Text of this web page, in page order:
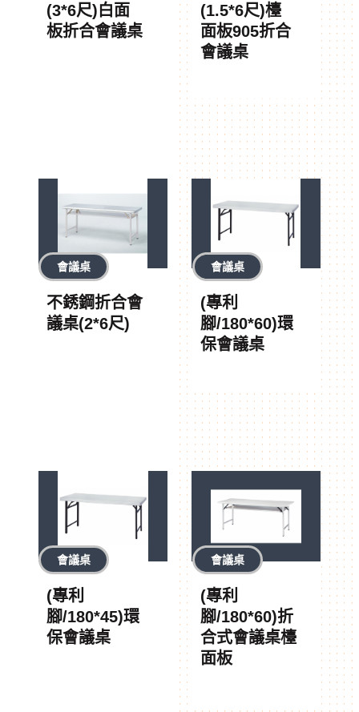
(3*6尺)白面
板折合會議桌
(1.5*6尺)檯
面板905折合
會議桌
會議桌
不銹鋼折合會
議桌(2*6尺)
會議桌
(專利
腳/180*60)環
保會議桌
會議桌
(專利
腳/180*45)環
保會議桌
會議桌
(專利
腳/180*60)折
合式會議桌檯
面板